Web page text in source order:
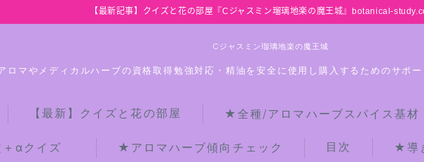
【最新記事】クイズと花の部屋『Cジャスミン瑠璃地楽の魔王城』botanical-
Cジャスミン瑠璃地楽の魔王城
ロマやメディカルハーブの資格取得勉強対応・精油を安全に使用し購入するためのサポ
【最新】クイズと花の部屋 ★全種/アロマハーブスパイス基
＋αクイズ ★アロマハーブ傾向チェック 目次 ★導